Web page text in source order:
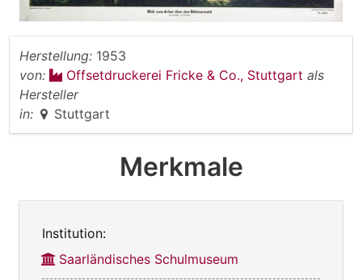
Herstellung: 1953
von:
Offsetdruckerei Fricke & Co., Stuttgart als
Hersteller
in:
Stuttgart
Merkmale
Institution:
Saarländisches Schulmuseum